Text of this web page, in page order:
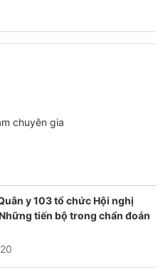
chuyên gia
y 103 tổ chức Hội nghị
tiến bộ trong chẩn đoán